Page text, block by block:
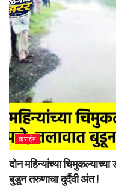
क्राईम
दोन महिन्यांच्या
बुडून तरुणाचा दुर्दैवी अंत !